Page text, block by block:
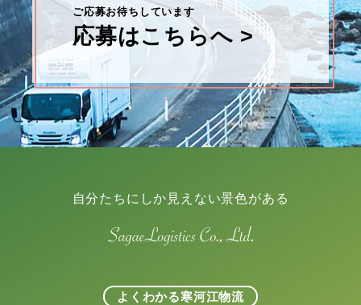
ご応募お待ちしています
応募はこちらへ >
自分たちにしか見えない景色がある
よくわかる寒河江物流